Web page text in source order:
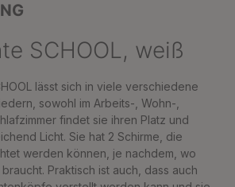
SCHOOL, weiß
lässt sich in viele verschiedene
sowohl im Arbeits-, Wohn-,
findet sie ihren Platz und
Licht. Sie hat 2 Schirme, die
werden können, je nachdem, wo
Praktisch ist auch, dass auch